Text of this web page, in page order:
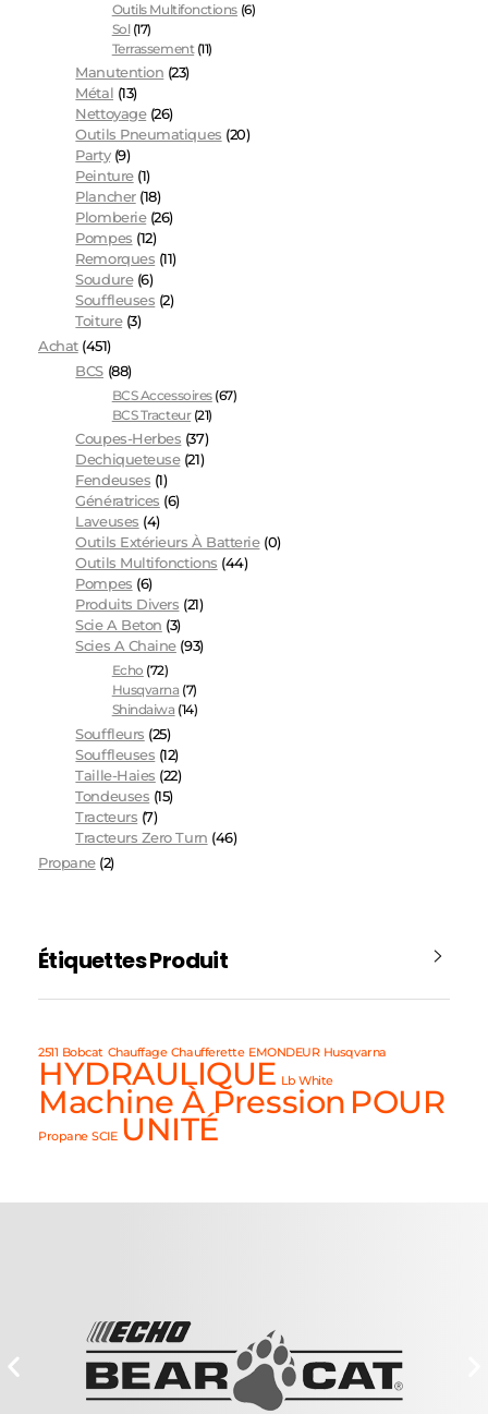
Outils Multifonctions (6)
Sol (17)
Terrassement (11)
Manutention (23)
Métal (13)
Nettoyage (26)
Outils Pneumatiques (20)
Party (9)
Peinture (1)
Plancher (18)
Plomberie (26)
Pompes (12)
Remorques (11)
Soudure (6)
Souffleuses (2)
Toiture (3)
Achat (451)
BCS (88)
BCS Accessoires (67)
BCS Tracteur (21)
Coupes-Herbes (37)
Dechiqueteuse (21)
Fendeuses (1)
Génératrices (6)
Laveuses (4)
Outils Extérieurs À Batterie (0)
Outils Multifonctions (44)
Pompes (6)
Produits Divers (21)
Scie A Beton (3)
Scies A Chaine (93)
Echo (72)
Husqvarna (7)
Shindaiwa (14)
Souffleurs (25)
Souffleuses (12)
Taille-Haies (22)
Tondeuses (15)
Tracteurs (7)
Tracteurs Zero Turn (46)
Propane (2)
Étiquettes Produit
2511 Bobcat Chauffage Chaufferette EMONDEUR Husqvarna
HYDRAULIQUE Lb White
Machine À Pression POUR
Propane SCIE UNITÉ